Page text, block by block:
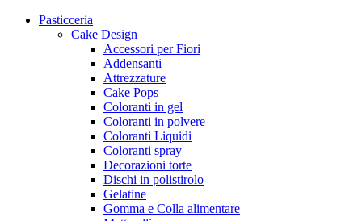
Pasticceria
Cake Design
Accessori per Fiori
Addensanti
Attrezzature
Cake Pops
Coloranti in gel
Coloranti in polvere
Coloranti Liquidi
Coloranti spray
Decorazioni torte
Dischi in polistirolo
Gelatine
Gomma e Colla alimentare